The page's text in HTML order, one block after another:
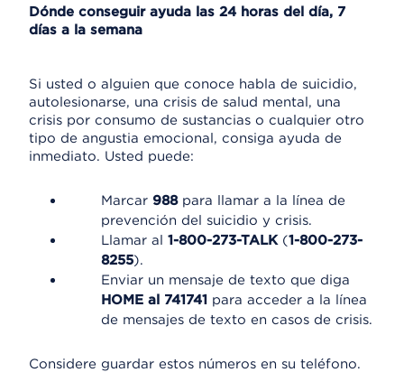
Dónde conseguir ayuda las 24 horas del día, 7
días a la semana
Si usted o alguien que conoce habla de suicidio,
autolesionarse, una crisis de salud mental, una
crisis por consumo de sustancias o cualquier otro
tipo de angustia emocional, consiga ayuda de
inmediato. Usted puede:
Marcar 988para llamar a la línea de
prevención del suicidio y crisis.
Llamar al 1-800-273-TALK(1-800-273-
8255).
Enviar un mensaje de texto que diga
HOME al 741741 para acceder a la línea
de mensajes de texto en casos de crisis.
Considere guardar estos números en su teléfono.